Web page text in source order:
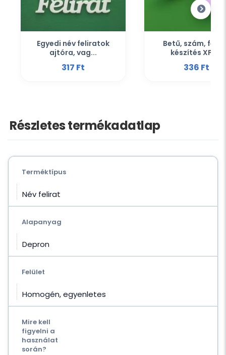
Egyedi név feliratok
ajtóra, vag...
317 Ft‎
Betű, szám,
készítés XPS...
336 Ft‎
Részletes termékadatlap
Terméktípus
Név felirat
Alapanyag
Depron
Felület
Homogén, egyenletes
Mire kell
figyelni a
használat
során?